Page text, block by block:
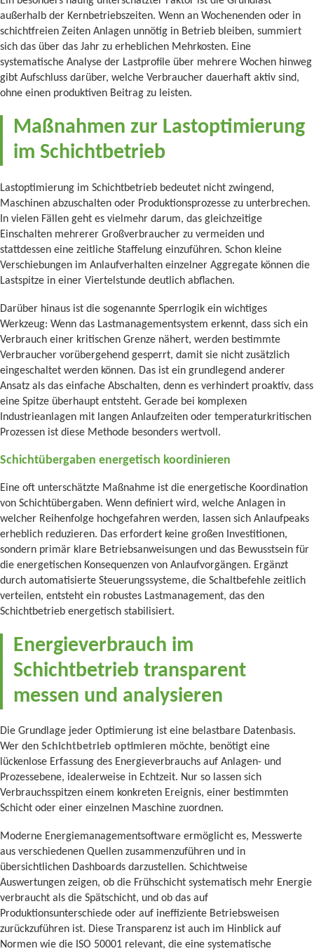
außerhalb der Kernbetriebszeiten. Wenn an Wochenenden oder in
schichtfreien Zeiten Anlagen unnötig in Betrieb bleiben, summiert
sich das über das Jahr zu erheblichen Mehrkosten. Eine
systematische Analyse der Lastprofile über mehrere Wochen hinweg
gibt Aufschluss darüber, welche Verbraucher dauerhaft aktiv sind,
ohne einen produktiven Beitrag zu leisten.
Maßnahmen zur Lastoptimierung
im Schichtbetrieb
Lastoptimierung im Schichtbetrieb bedeutet nicht zwingend,
Maschinen abzuschalten oder Produktionsprozesse zu unterbrechen.
In vielen Fällen geht es vielmehr darum, das gleichzeitige
Einschalten mehrerer Großverbraucher zu vermeiden und
stattdessen eine zeitliche Staffelung einzuführen. Schon kleine
Verschiebungen im Anlaufverhalten einzelner Aggregate können die
Lastspitze in einer Viertelstunde deutlich abflachen.
Darüber hinaus ist die sogenannte Sperrlogik ein wichtiges
Werkzeug: Wenn das Lastmanagementsystem erkennt, dass sich ein
Verbrauch einer kritischen Grenze nähert, werden bestimmte
Verbraucher vorübergehend gesperrt, damit sie nicht zusätzlich
eingeschaltet werden können. Das ist ein grundlegend anderer
Ansatz als das einfache Abschalten, denn es verhindert proaktiv, dass
eine Spitze überhaupt entsteht. Gerade bei komplexen
Industrieanlagen mit langen Anlaufzeiten oder temperaturkritischen
Prozessen ist diese Methode besonders wertvoll.
Schichtübergaben energetisch koordinieren
Eine oft unterschätzte Maßnahme ist die energetische Koordination
von Schichtübergaben. Wenn definiert wird, welche Anlagen in
welcher Reihenfolge hochgefahren werden, lassen sich Anlaufpeaks
erheblich reduzieren. Das erfordert keine großen Investitionen,
sondern primär klare Betriebsanweisungen und das Bewusstsein für
die energetischen Konsequenzen von Anlaufvorgängen. Ergänzt
durch automatisierte Steuerungssysteme, die Schaltbefehle zeitlich
verteilen, entsteht ein robustes Lastmanagement, das den
Schichtbetrieb energetisch stabilisiert.
Energieverbrauch im
Schichtbetrieb transparent
messen und analysieren
Die Grundlage jeder Optimierung ist eine belastbare Datenbasis.
Wer den Schichtbetrieb optimieren möchte, benötigt eine
lückenlose Erfassung des Energieverbrauchs auf Anlagen- und
Prozessebene, idealerweise in Echtzeit. Nur so lassen sich
Verbrauchsspitzen einem konkreten Ereignis, einer bestimmten
Schicht oder einer einzelnen Maschine zuordnen.
Moderne Energiemanagementsoftware ermöglicht es, Messwerte
aus verschiedenen Quellen zusammenzuführen und in
übersichtlichen Dashboards darzustellen. Schichtweise
Auswertungen zeigen, ob die Frühschicht systematisch mehr Energie
verbraucht als die Spätschicht, und ob das auf
Produktionsunterschiede oder auf ineffiziente Betriebsweisen
zurückzuführen ist. Diese Transparenz ist auch im Hinblick auf
Normen wie die ISO 50001 relevant, die eine systematische